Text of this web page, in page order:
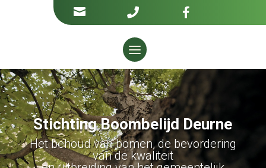
  
Videospeler
Stichting Boombelijd Deurne
Het behoud van bomen, de bevordering
van de kwaliteit